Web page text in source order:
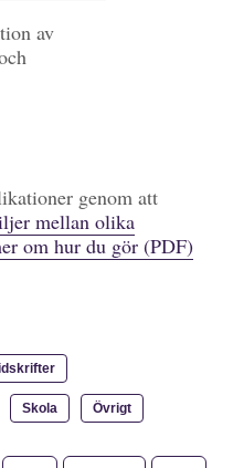
av
genom att
mellan olika
om hur du gör (PDF)
Skola Övrigt